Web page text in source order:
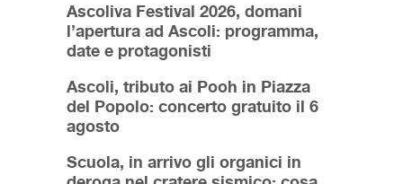
Ascoliva Festival 2026, domani
l’apertura ad Ascoli: programma,
date e protagonisti
Ascoli, tributo ai Pooh in Piazza
del Popolo: concerto gratuito il 6
agosto
Scuola, in arrivo gli organici in